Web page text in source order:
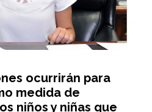
ocurrirán para
medida de
niños y niñas que